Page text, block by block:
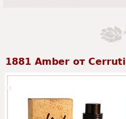
1881 Amber от Cerruti